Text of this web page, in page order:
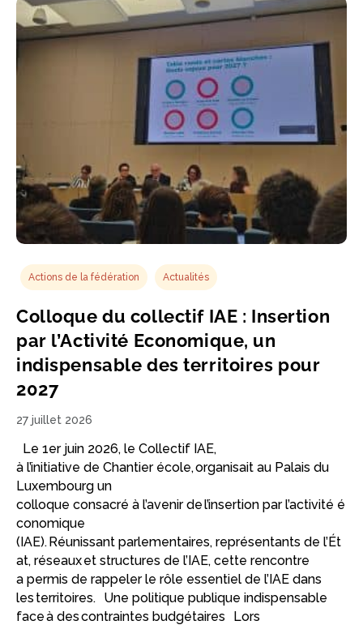
Actions de la fédération Actualités
Colloque du collectif IAE : Insertion
par l’Activité Economique, un
indispensable des territoires pour
2027
27 juillet 2026
Le 1er juin 2026, le Collectif IAE,
à l’initiative de Chantier école, organisait au Palais du
Luxembourg un
colloque consacré à l’avenir de l’insertion par l’activité é
conomique
(IAE). Réunissant parlementaires, représentants de l’Ét
at, réseaux et structures de l’IAE, cette rencontre
a permis de rappeler le rôle essentiel de l’IAE dans
les territoires. Une politique publique indispensable
face à des contraintes budgétaires Lors